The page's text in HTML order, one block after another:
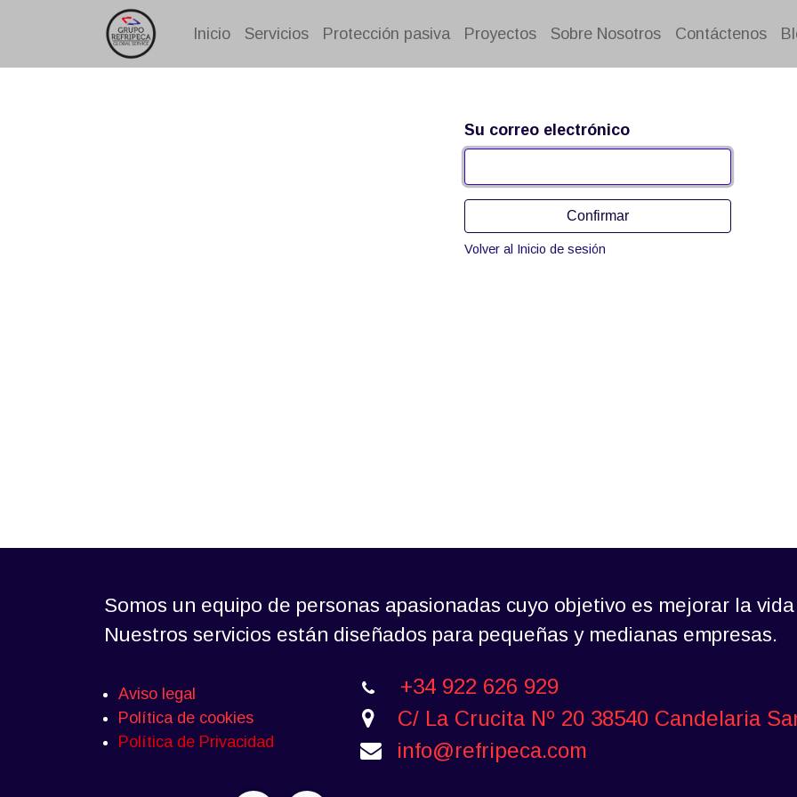
Inicio Servicios Protección pasiva Proyectos Sobre Nosotros Contáctenos
Su correo electrónico
Confirmar
Volver al Inicio de sesión
Somos un equipo de personas apasionadas cuyo objetivo es mejorar la
Nuestros servicios están diseñados para pequeñas y medianas empresas.
Aviso legal
Política de cookies
Política de Privacidad
+34 922 626 929
C/ La Crucita Nº 20 38540 Candelaria
info@refripeca.com